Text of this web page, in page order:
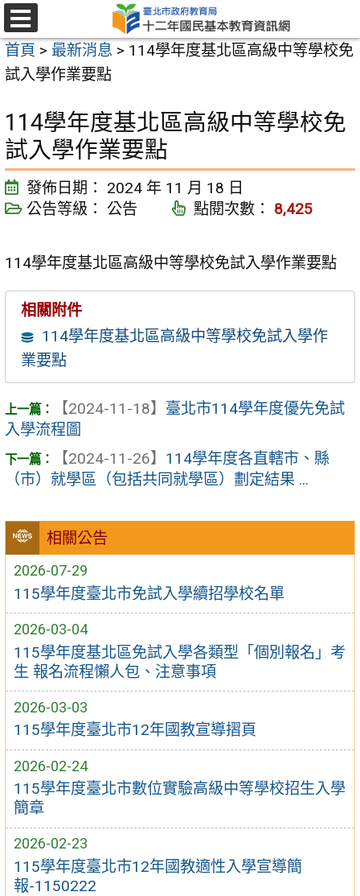
跳
至
主
要
容
區
選
單
首頁 > 最新消息 > 114學年度基北區高級中等學校免
試入學作業要點
相關公告
2026-07-29
115學年度臺北市免試入學續招學校名單
2026-03-04
115學年度基北區免試入學各類型「個別報名」考
生 報名流程懶人包、注意事項
2026-03-03
115學年度臺北市12年國教宣導摺頁
2026-02-24
115學年度臺北市數位實驗高級中等學校招生入學
簡章
2026-02-23
115學年度臺北市12年國教適性入學宣導簡
報-1150222
114學年度基北區高級中等學校免
試入學作業要點
發佈日期：
2024 年 11 月 18 日
公告等級：
公告 點閱次數： 8,425
114學年度基北區高級中等學校免試入學作業要點
相關附件
114學年度基北區高級中等學校免試入學作
業要點
【2024-11-18】 臺北市114學年度優先免試
入學流程圖
【2024-11-26】 114學年度各直轄市、縣
（市）就學區（包括共同就學區）劃定結果 ...